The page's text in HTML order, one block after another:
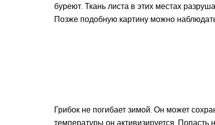
буреют. Ткань листа в этих местах
Позже подобную картину можно
Грибок не погибает зимой. Он может
температуры он активизируется.